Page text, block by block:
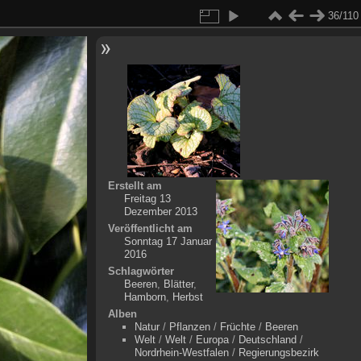
36/110
Erstellt am
Freitag 13
Dezember 2013
Veröffentlicht am
Sonntag 17 Januar
2016
Schlagwörter
Beeren, Blätter,
Hamborn, Herbst
Alben
Natur/ Pflanzen/ Früchte/ Beeren
Welt/ Welt/ Europa/ Deutschland /
Nordrhein-Westfalen/ Regierungsbezirk